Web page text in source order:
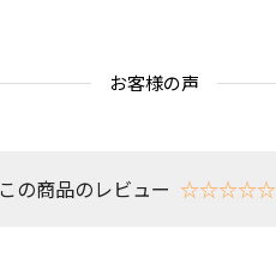
お客様の声
この商品のレビュー ☆☆☆☆☆